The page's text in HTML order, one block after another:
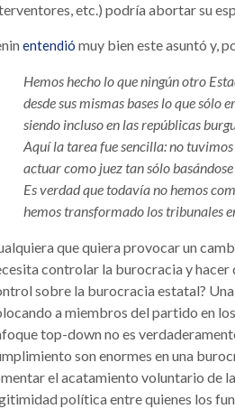
etc.) podría abortar su
entendió muy bien este asuntó y,
Hemos hecho lo que ningún otro
desde sus mismas bases lo que sólo
siendo incluso en las repúblicas
Aquí la tarea fue sencilla: no
actuar como juez tan sólo
Es verdad que todavía no hemos
hemos transformado los tribunales
que quiera provocar un
controlar la burocracia y hacer
sobre la burocracia estatal?
a miembros del partido en
top-down no es
son enormes en una
el acatamiento voluntario de
política entre quienes los